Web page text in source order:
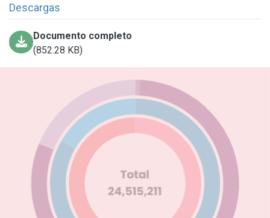
Descargas
Documento completo
(852.28 KB)